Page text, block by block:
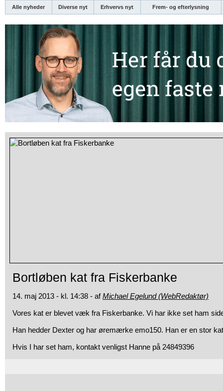
Alle nyheder Diverse nyt Erhvervs nyt Frem- og efterlysning
Bortløben kat fra Fiskerbanke
14. maj 2013 - kl. 14:38 - afMichael Egelund (WebRedaktør)
Vores kat er blevet væk fra Fiskerbanke. Vi har ikke set ham
Han hedder Dexter og har øremærke emo150. Han er en stor
Hvis I har set ham, kontakt venligst Hanne på 24849396